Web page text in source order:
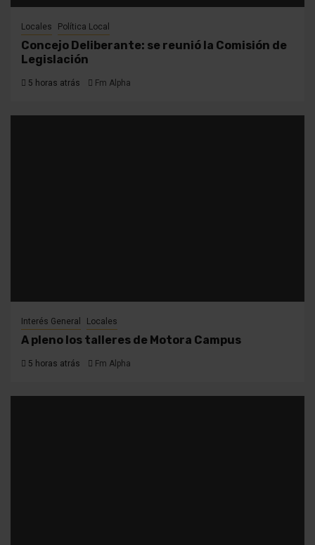
Locales Política Local
Concejo Deliberante: se reunió la Comisión de
Legislación
5 horas atrás Fm Alpha
Interés General Locales
A pleno los talleres de Motora Campus
5 horas atrás Fm Alpha